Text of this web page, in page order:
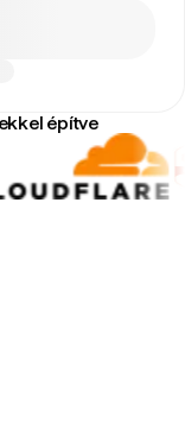
építve